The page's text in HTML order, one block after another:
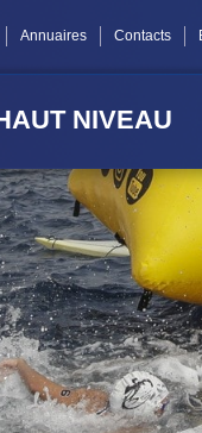
Annuaires Contacts
NIVEAU